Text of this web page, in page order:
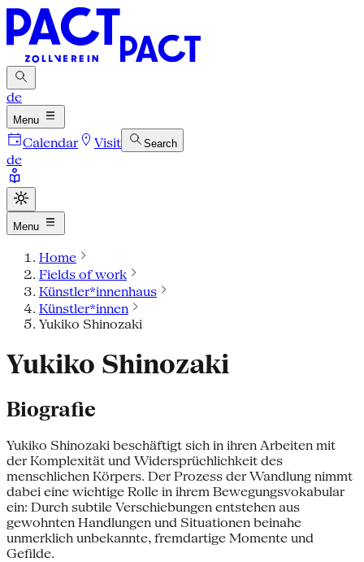
de
Menu
Calendar Visit Search
de
Menu
Home
Fields of work
Künstler*innenhaus
Künstler*innen
Yukiko Shinozaki
Yukiko Shinozaki
Biografie
Yukiko Shinozaki beschäftigt sich in ihren Arbeiten mit
der Komplexität und Widersprüchlichkeit des
menschlichen Körpers. Der Prozess der Wandlung nimmt
dabei eine wichtige Rolle in ihrem Bewegungsvokabular
ein: Durch subtile Verschiebungen entstehen aus
gewohnten Handlungen und Situationen beinahe
unmerklich unbekannte, fremdartige Momente und
Gefilde.